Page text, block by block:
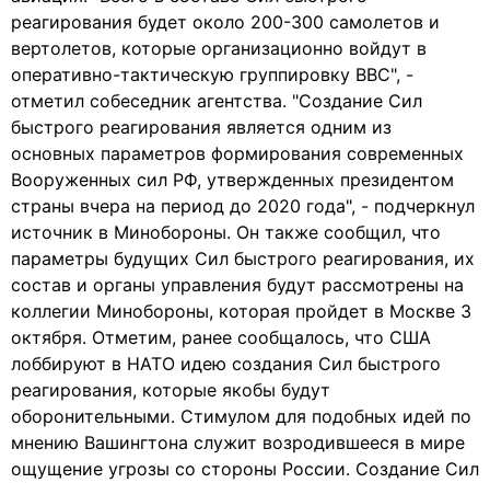
реагирования будет около 200-300 самолетов и
вертолетов, которые организационно войдут в
оперативно-тактическую группировку ВВС", -
отметил собеседник агентства. "Создание Сил
быстрого реагирования является одним из
основных параметров формирования современных
Вооруженных сил РФ, утвержденных президентом
страны вчера на период до 2020 года", - подчеркнул
источник в Минобороны. Он также сообщил, что
параметры будущих Сил быстрого реагирования, их
состав и органы управления будут рассмотрены на
коллегии Минобороны, которая пройдет в Москве 3
октября. Отметим, ранее сообщалось, что США
лоббируют в НАТО идею создания Сил быстрого
реагирования, которые якобы будут
оборонительными. Стимулом для подобных идей по
мнению Вашингтона служит возродившееся в мире
ощущение угрозы со стороны России. Создание Сил